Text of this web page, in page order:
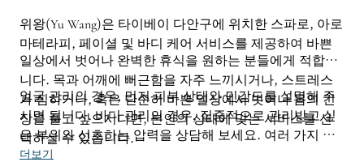
위왕(Yu Wang)은 타이베이 다안구에 위치한 스파로, 아로
마테라피, 페이셜 및 바디 케어 서비스를 제공하여 바쁜
일상에서 벗어나 완벽한 휴식을 원하는 분들에게 적합합
니다. 목과 어깨에 뻐근함을 자주 느끼시거나, 스트레스
가 심하거나, 혹은 단순히 바쁜 일상에서 벗어나 몸의 긴
장을 풀고 싶으시다면, 본인의 상태에 맞는 서비스를 선
택하실 수 있습니다.
얼굴 관리의 경우, 먼저 피부 상태와 민감도를 설명해 주
시면 됩니다. 바디 관리의 경우, 집중적으로 관리받고 싶
은 부위와 선호하는 압력을 상담해 보세요. 여러 가지 서
비스를 한꺼번에 예약하는 것보다 그날 가장 필요한 휴식
더보기